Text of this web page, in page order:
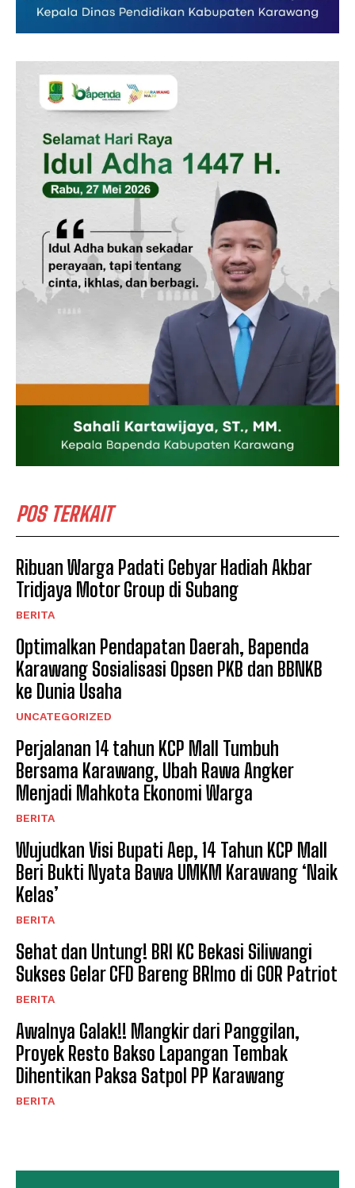
POS TERKAIT
Ribuan Warga Padati Gebyar Hadiah Akbar
Tridjaya Motor Group di Subang
BERITA
Optimalkan Pendapatan Daerah, Bapenda
Karawang Sosialisasi Opsen PKB dan BBNKB
ke Dunia Usaha
UNCATEGORIZED
Perjalanan 14 tahun KCP Mall Tumbuh
Bersama Karawang, Ubah Rawa Angker
Menjadi Mahkota Ekonomi Warga
BERITA
Wujudkan Visi Bupati Aep, 14 Tahun KCP Mall
Beri Bukti Nyata Bawa UMKM Karawang ‘Naik
Kelas’
BERITA
Sehat dan Untung! BRI KC Bekasi Siliwangi
Sukses Gelar CFD Bareng BRImo di GOR Patriot
BERITA
Awalnya Galak!! Mangkir dari Panggilan,
Proyek Resto Bakso Lapangan Tembak
Dihentikan Paksa Satpol PP Karawang
BERITA